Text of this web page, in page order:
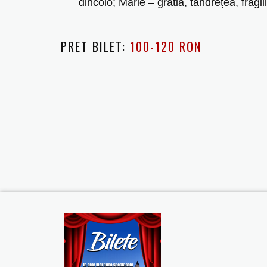
PRET BILET: 100-120 RON